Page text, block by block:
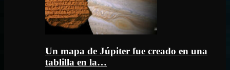
Un mapa de Júpiter fue creado en una
tablilla en la…